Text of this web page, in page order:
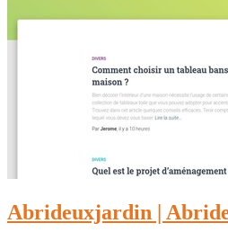
Ab­ri­deuxjar­din |